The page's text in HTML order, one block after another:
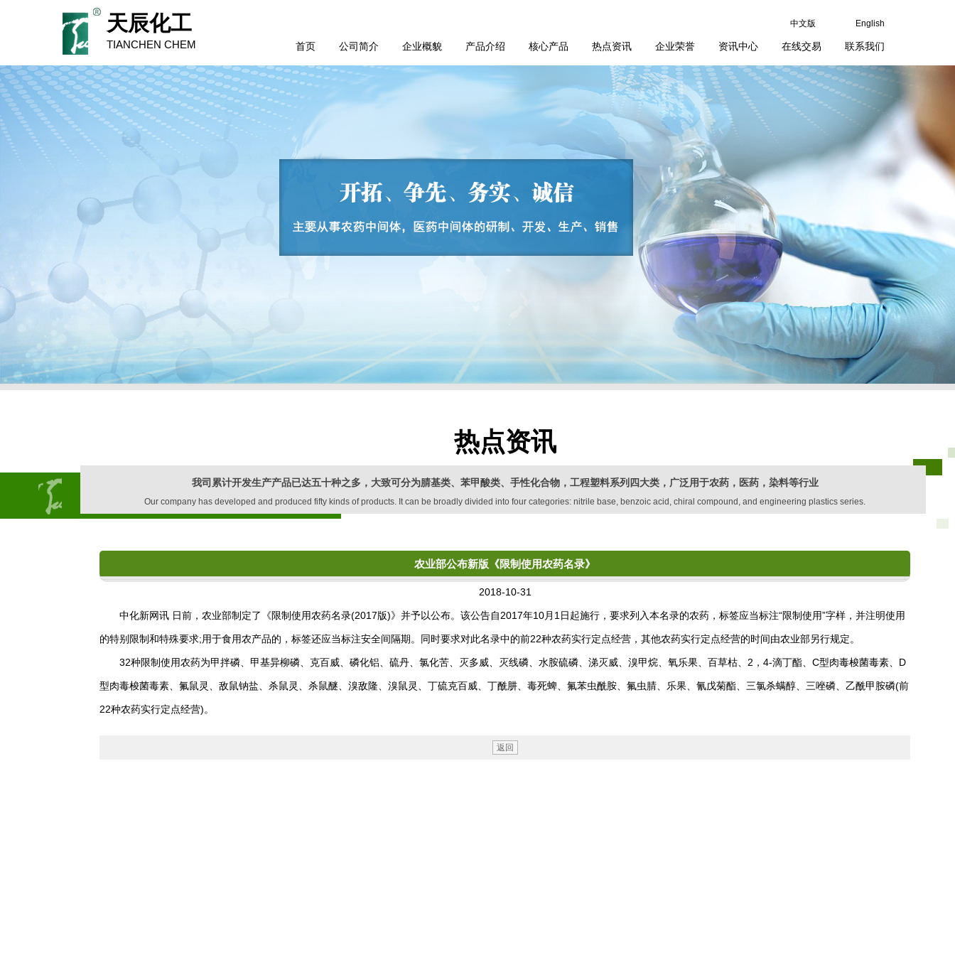
天辰化工
TIANCHEN CHEM
中文版 English
首页 公司简介 企业概貌 产品介绍 核心产品 热点资讯 企业荣誉 资讯中心 在线交易 联系我们
热点资讯
我司累计开发生产产品已达五十种之多，大致可分为腈基类、苯甲酸类、手性化合物，工程塑料系列四大类，广泛用于农药，医药，染料等行业
Our company has developed and produced fifty kinds of products. It can be broadly divided into four categories: nitrile base, benzoic acid, chiral compound, and engineering plastics series.
农业部公布新版《限制使用农药名录》
2018-10-31
中化新网讯 日前，农业部制定了《限制使用农药名录(2017版)》并予以公布。该公告自2017年10月1日起施行，要求列入本名录的农药，标签应当标注“限制使用”字样，并注明使用
的特别限制和特殊要求;用于食用农产品的，标签还应当标注安全间隔期。同时要求对此名录中的前22种农药实行定点经营，其他农药实行定点经营的时间由农业部另行规定。
32种限制使用农药为甲拌磷、甲基异柳磷、克百威、磷化铝、硫丹、氯化苦、灭多威、灭线磷、水胺硫磷、涕灭威、溴甲烷、氧乐果、百草枯、2，4-滴丁酯、C型肉毒梭菌毒素、D
型肉毒梭菌毒素、氟鼠灵、敌鼠钠盐、杀鼠灵、杀鼠醚、溴敌隆、溴鼠灵、丁硫克百威、丁酰肼、毒死蜱、氟苯虫酰胺、氟虫腈、乐果、氰戊菊酯、三氯杀螨醇、三唑磷、乙酰甲胺磷(前
22种农药实行定点经营)。
返回